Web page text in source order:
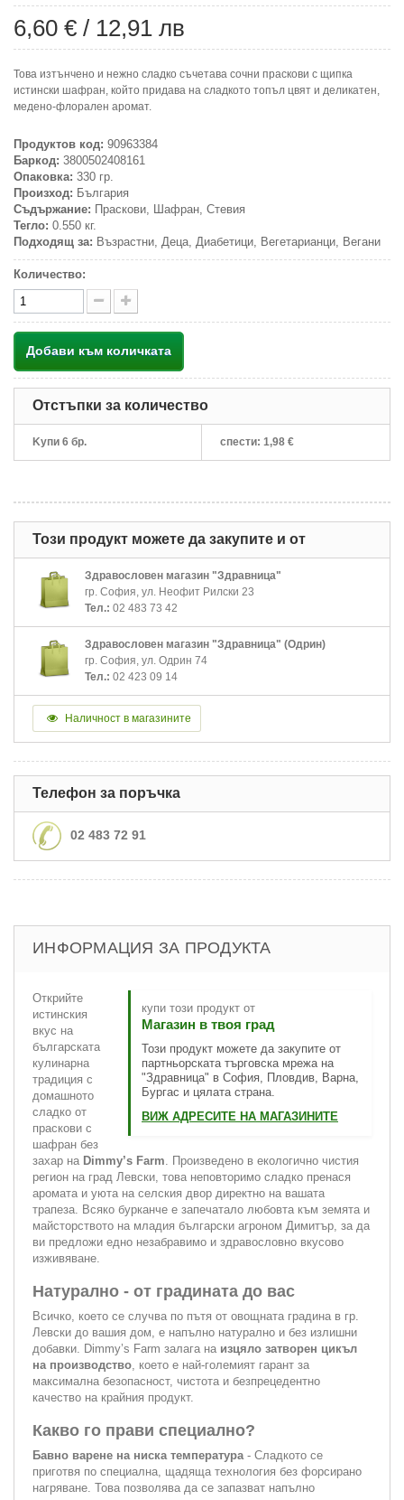
6,60 € / 12,91 лв
Това изтънчено и нежно сладко съчетава сочни праскови с щипка
истински шафран, който придава на сладкото топъл цвят и деликатен,
медено-флорален аромат.
Продуктов код: 90963384
Баркод: 3800502408161
Опаковка: 330 гр.
Произход: България
Съдържание: Праскови, Шафран, Стевия
Тегло: 0.550 кг.
Подходящ за: Възрастни, Деца, Диабетици, Вегетарианци, Вегани
Количество:
Добави към количката
Отстъпки за количество
Kупи 6 бр. спести: 1,98 €
Този продукт можете да закупите и от
Здравословен магазин "Здравница"
гр. София, ул. Неофит Рилски 23
Тел.: 02 483 73 42
Здравословен магазин "Здравница" (Одрин)
гр. София, ул. Одрин 74
Тел.: 02 423 09 14
Наличност в магазините
Телефон за поръчка
02 483 72 91
ИНФОРМАЦИЯ ЗА ПРОДУКТА
купи този продукт от
Магазин в твоя град
Този продукт можете да закупите от
партньорската търговска мрежа на
"Здравница" в София, Пловдив, Варна,
Бургас и цялата страна.
ВИЖ АДРЕСИТЕ НА МАГАЗИНИТЕ
Открийте
истинския
вкус на
българската
кулинарна
традиция с
домашното
сладко от
праскови с
шафран без
захар на Dimmy’s Farm . Произведено в екологично чистия
регион на град Левски, това неповторимо сладко пренася
аромата и уюта на селския двор директно на вашата
трапеза. Всяко бурканче е запечатало любовта към земята и
майсторството на младия български агроном Димитър, за да
ви предложи едно незабравимо и здравословно вкусово
изживяване.
Натурално - от градината до вас
Всичко, което се случва по пътя от овощната градина в гр.
Левски до вашия дом, е напълно натурално и без излишни
добавки. Dimmy’s Farm залага на изцяло затворен цикъл
на производство , което е най-големият гарант за
максимална безопасност, чистота и безпрецедентно
качество на крайния продукт.
Какво го прави специално?
Бавно варене на ниска температура - Сладкото се
приготвя по специална, щадяща технология без форсирано
нагряване. Това позволява да се запазват напълно